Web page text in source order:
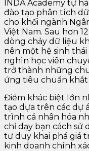
INDA Academy tự
đào tạo phân tích
cho khối ngành
Việt Nam. Sau hơn
dòng chảy dữ liệu
nên một hệ sinh
nghìn học viên
trở thành những
ứng tiêu chuẩn khắt
Điểm khác biệt lớn
tạo dựa trên các dự
trình cá nhân hóa
chỉ dạy bạn cách sử
tư duy khai phá giá
kinh doanh chính